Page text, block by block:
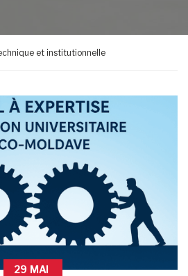
et institutionnelle
29 MAI